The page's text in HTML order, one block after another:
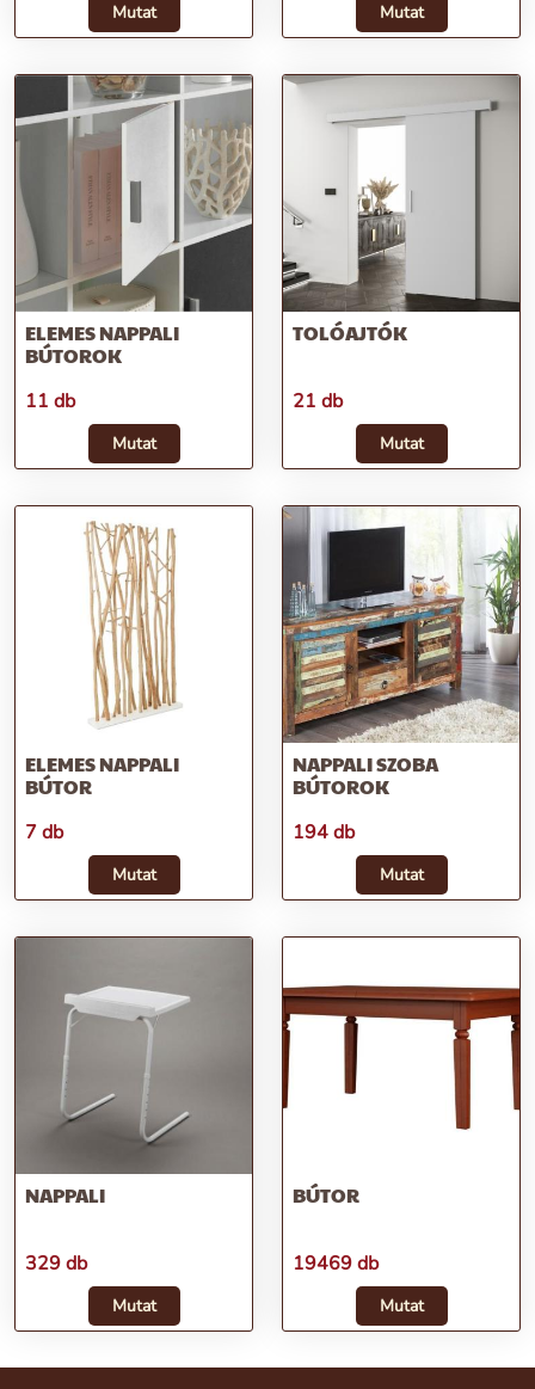
Mutat Mutat
ELEMES NAPPALI
BÚTOROK
11 db
Mutat
TOLÓAJTÓK
21 db
Mutat
ELEMES NAPPALI
BÚTOR
7 db
Mutat
NAPPALI SZOBA
BÚTOROK
194 db
Mutat
NAPPALI
329 db
Mutat
BÚTOR
19469 db
Mutat